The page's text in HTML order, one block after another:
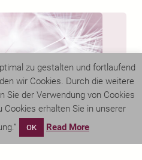
zu gestalten und fortlaufend
wir Cookies. Durch die weitere
Sie der Verwendung von Cookies
erhalten Sie in unserer
OK Read More